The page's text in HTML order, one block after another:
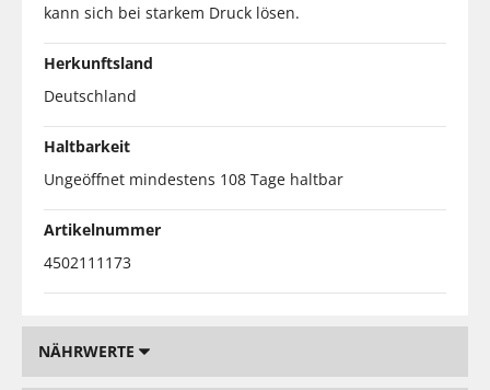
kann sich bei starkem Druck lösen.
Herkunftsland
Deutschland
Haltbarkeit
Ungeöffnet mindestens 108 Tage haltbar
Artikelnummer
4502111173
NÄHRWERTE